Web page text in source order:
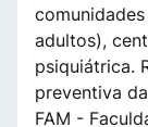
adultos),
psiquiátrica.
preventiva
FAM -